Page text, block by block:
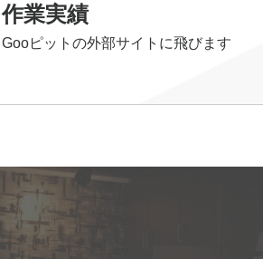
作業実績
Gooピットの外部サイトに飛びます